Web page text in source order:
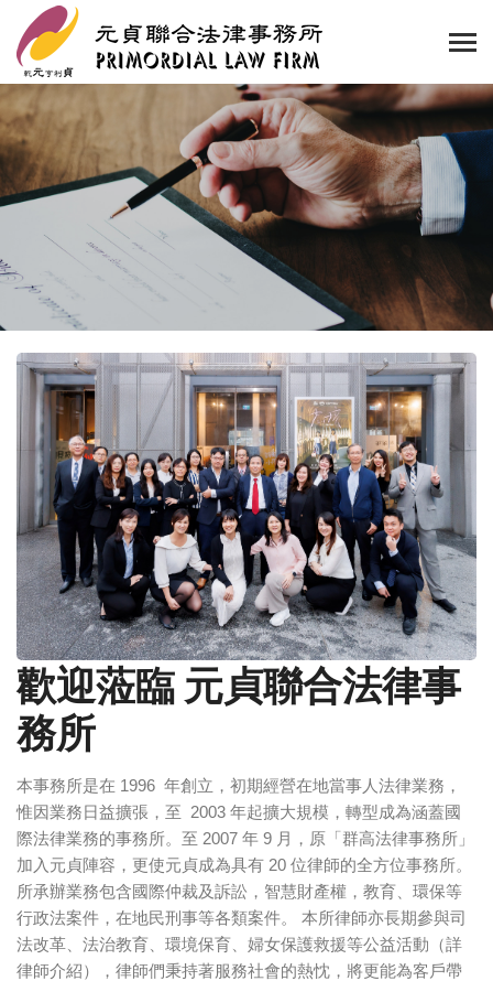
歡迎蒞臨 元貞聯合法律事
務所
本事務所是在 1996 年創立，初期經營在地當事人法律業務，
惟因業務日益擴張，至 2003 年起擴大規模，轉型成為涵蓋國
際法律業務的事務所。至 2007 年 9 月，原「群高法律事務所」
加入元貞陣容，更使元貞成為具有 20 位律師的全方位事務所。
所承辦業務包含國際仲裁及訴訟，智慧財產權，教育、環保等
行政法案件，在地民刑事等各類案件。 本所律師亦長期參與司
法改革、法治教育、環境保育、婦女保護救援等公益活動（詳
律師介紹），律師們秉持著服務社會的熱忱，將更能為客戶帶